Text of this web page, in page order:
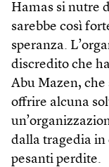
Hamas si nutre
sarebbe così
speranza.
discredito che
Abu Mazen,
offrire alcuna
dalla tragedia in
pesanti perdite.